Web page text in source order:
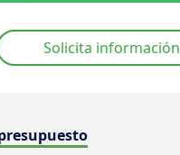
Solicita información